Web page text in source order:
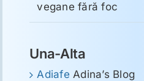
vegane fără foc
Una-Alta
Adiafe Adina’s Blog